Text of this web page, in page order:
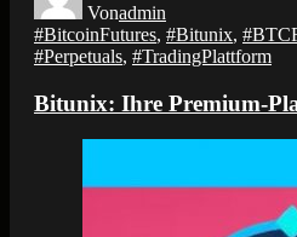
Vonadmin
#BitcoinFutures, #Bitunix,
#Perpetuals, #TradingPlattform
Bitunix: Ihre Premium-